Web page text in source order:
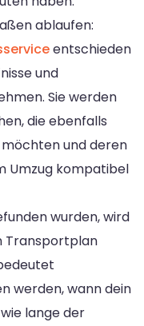
ablaufen:
entschieden
und
Sie werden
die ebenfalls
und deren
Umzug kompatibel
wurden, wird
Transportplan
werden, wann dein
lange der